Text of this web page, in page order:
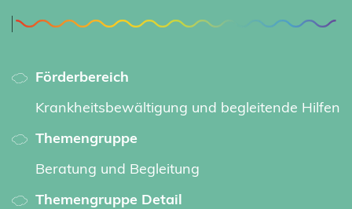
Förderbereich
Krankheitsbewältigung und begleitende Hilfen
Themengruppe
Beratung und Begleitung
Themengruppe Detail